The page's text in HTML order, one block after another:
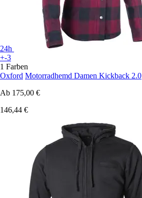
24h
+-3
1 Farben
Oxford Motorradhemd Damen Kickback 2.0
Ab 175,00 €
146,44 €